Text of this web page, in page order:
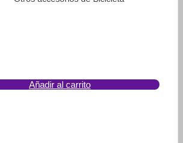
Añadir al carrito